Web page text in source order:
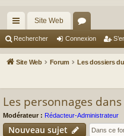
cc
ès
Site Web
or
u
Rechercher Connexion
Site Web Forum
Les personnages
Modérateur : Rédacteur-Administrateur
Nouveau sujet